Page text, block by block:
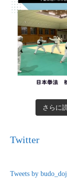
さらに
Twitter
Tweets by